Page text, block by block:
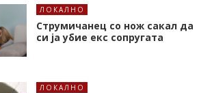
ЛОКАЛНО
Струмичанец со нож сакал да
си ја убие екс сопругата
ЛОКАЛНО